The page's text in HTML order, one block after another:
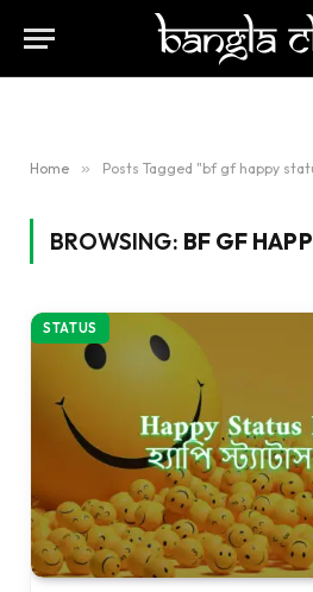
Home » Posts Tagged "bf gf happy
BROWSING: BF GF
STATUS